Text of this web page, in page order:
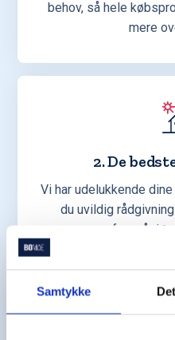
Samtykke
behov, så hele
mere
2. De
Vi har udelukkende
du uvildig
foregår i